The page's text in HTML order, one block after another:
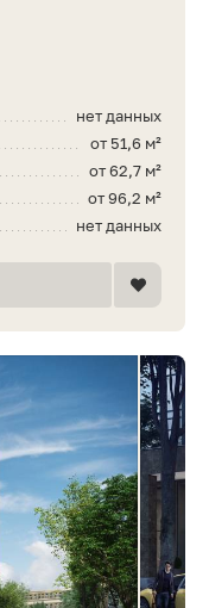
нет данных
от 51,6 м²
от 62,7 м²
от 96,2 м²
нет данных